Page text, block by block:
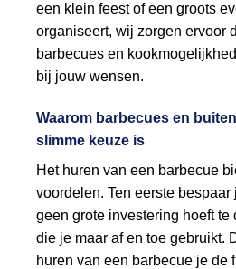
een klein feest of een groots
organiseert, wij zorgen ervoor
barbecues en
bij jouw wensen.
Waarom barbecues en
slimme keuze is
Het huren van een barbecue
voordelen. Ten eerste
geen grote investering hoeft te
die je maar af en toe gebruikt.
huren van een barbecue je de